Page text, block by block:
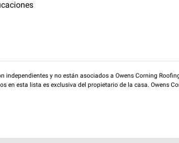
independientes y no están asociados a Owens Corning
en esta lista es exclusiva del propietario de la casa. Owens